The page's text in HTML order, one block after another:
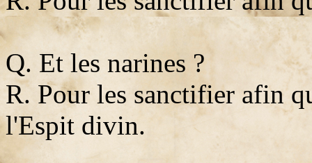
Q. Et les narines ?
R. Pour les sanctifier afin
l'Espit divin.